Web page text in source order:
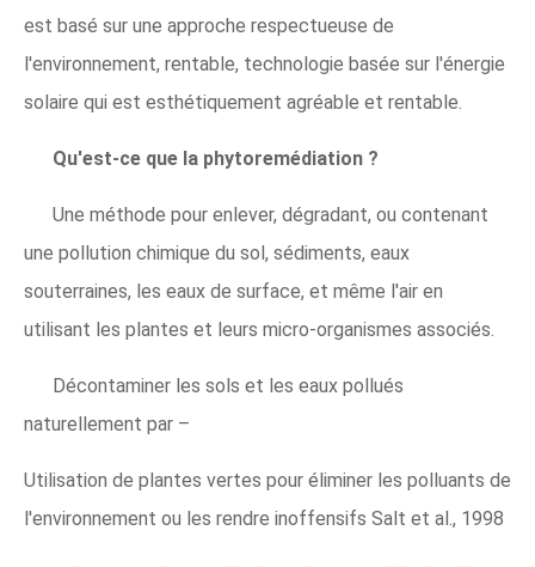
est basé sur une approche respectueuse de
l'environnement, rentable, technologie basée sur l'énergie
solaire qui est esthétiquement agréable et rentable.
Qu'est-ce que la phytoremédiation ?
Une méthode pour enlever, dégradant, ou contenant
une pollution chimique du sol, sédiments, eaux
souterraines, les eaux de surface, et même l'air en
utilisant les plantes et leurs micro-organismes associés.
Décontaminer les sols et les eaux pollués
naturellement par –
Utilisation de plantes vertes pour éliminer les polluants de
l'environnement ou les rendre inoffensifs Salt et al., 1998